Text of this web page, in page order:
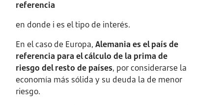
referencia
en donde i es el tipo de interés.
En el caso de Europa, Alemania es el país de
referencia para el cálculo de la prima de
riesgo del resto de países, por considerarse la
economía más sólida y su deuda la de menor
riesgo.